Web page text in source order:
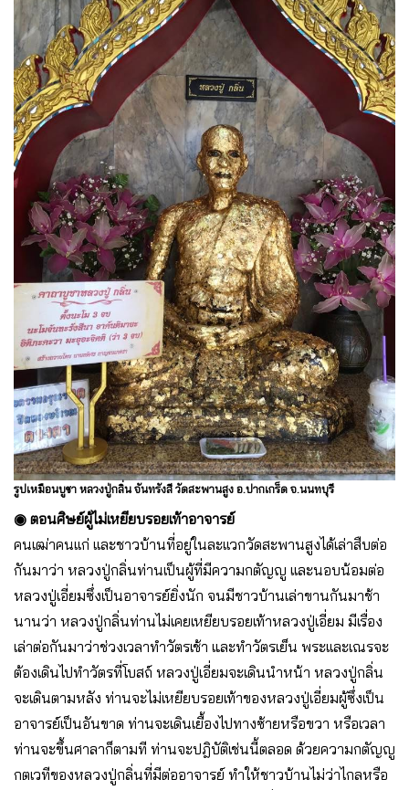
รูปเหมือนบูชา หลวงปู่กลิ่น จันทรังสี วัดสะพานสูง อ.ปากเกร็ด จ.นนทบุรี
◉ ตอนศิษย์ผู้ไม่เหยียบรอยเท้าอาจารย์
คนเฒ่าคนเเก่ เเละชาวบ้านที่อยู่ในละเเวกวัดสะพานสูงได้เล่าสืบต่อ
กันมาว่า หลวงปู่กลิ่นท่านเป็นผู้ที่มีความกตัญญู เเละนอบน้อมต่อ
หลวงปู่เอี่ยมซึ่งเป็นอาจารย์ยิ่งนัก จนมีชาวบ้านเล่าขานกันมาช้า
นานว่า หลวงปู่กลิ่นท่านไม่เคยเหยียบรอยเท้าหลวงปู่เอี่ยม มีเรื่อง
เล่าต่อกันมาว่าช่วงเวลาทำวัตรเช้า และทำวัตรเย็น พระเเละเณรจะ
ต้องเดินไปทำวัตรที่โบสถ์ หลวงปู่เอี่ยมจะเดินนำหน้า หลวงปู่กลิ่น
จะเดินตามหลัง ท่านจะไม่เหยียบรอยเท้าของหลวงปู่เอี่ยมผู้ซึ่งเป็น
อาจารย์เป็นอันขาด ท่านจะเดินเยื้องไปทางซ้ายหรือขวา หรือเวลา
ท่านจะขึ้นศาลาก็ตามที ท่านจะปฎิบัติเช่นนี้ตลอด ด้วยความกตัญญู
กตเวทีของหลวงปู่กลิ่นที่มีต่ออาจารย์ ทำให้ชาวบ้านไม่ว่าไกลหรือ